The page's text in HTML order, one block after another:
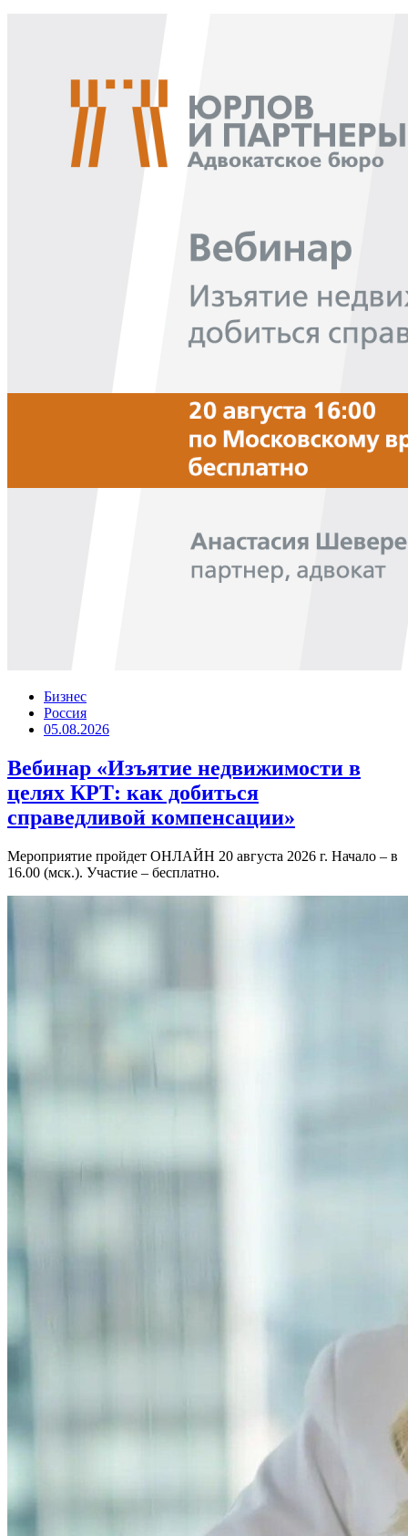
Бизнес
Россия
05.08.2026
Вебинар «Изъятие недвижимости в
целях КРТ: как добиться
справедливой компенсации»
Мероприятие пройдет ОНЛАЙН 20 августа 2026 г. Начало – в
16.00 (мск.). Участие – бесплатно.